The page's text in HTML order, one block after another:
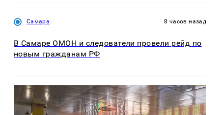
Самара 8 часов назад
В Самаре ОМОН и следователи провели рейд по
новым гражданам РФ